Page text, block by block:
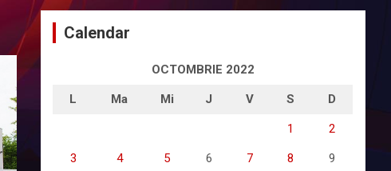
Calendar
OCTOMBRIE 2022
L Ma Mi J V S D
1 2
3 4 5 6 7 8 9